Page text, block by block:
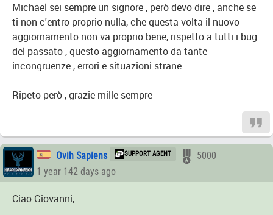
Michael sei sempre un signore , però devo dire , anche se
ti non c'entro proprio nulla, che questa volta il nuovo
aggiornamento non va proprio bene, rispetto a tutti i bug
del passato , questo aggiornamento da tante
incongruenze , errori e situazioni strane.
Ripeto però , grazie mille sempre
Ovih Sapiens SUPPORT AGENT
5000
1 year 142 days ago
Ciao Giovanni,